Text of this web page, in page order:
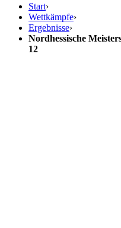
Start›
Wettkämpfe›
Ergebnisse›
Nordhessische
12